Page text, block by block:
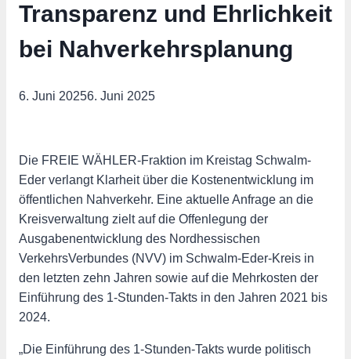
Transparenz und Ehrlichkeit
bei Nahverkehrsplanung
6. Juni 20256. Juni 2025
Die FREIE WÄHLER-Fraktion im Kreistag Schwalm-
Eder verlangt Klarheit über die Kostenentwicklung im
öffentlichen Nahverkehr. Eine aktuelle Anfrage an die
Kreisverwaltung zielt auf die Offenlegung der
Ausgabenentwicklung des Nordhessischen
VerkehrsVerbundes (NVV) im Schwalm-Eder-Kreis in
den letzten zehn Jahren sowie auf die Mehrkosten der
Einführung des 1-Stunden-Takts in den Jahren 2021 bis
2024.
„Die Einführung des 1-Stunden-Takts wurde politisch